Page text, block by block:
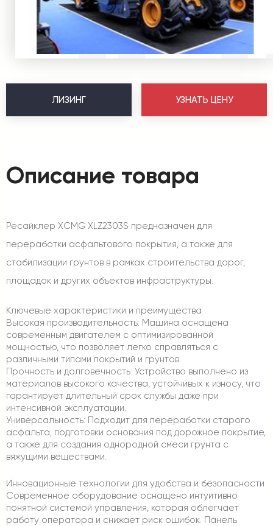
ЛИЗИНГ УЗНАТЬ ЦЕНУ
Описание товара
Ресайклер XCMG XLZ2303S предназначен для
переработки асфальтового покрытия, а также для
стабилизации грунтов в рамках строительства дорог,
площадок и других объектов инфраструктуры.
Ключевые характеристики и преимущества
Высокая производительность: Машина оснащена
современным двигателем с оптимизированной
мощностью, что позволяет легко справляться с
различными типами покрытий и грунтов.
Прочность и долговечность: Устройство выполнено из
материалов высокого качества, устойчивых к износу, что
гарантирует длительный срок службы даже при
интенсивной эксплуатации.
Универсальность: Подходит для переработки старого
асфальта, подготовки основания под дорожное покрытие,
а также для создания однородной смеси грунта с
вяжущими веществами.
Инновационные технологии для удобства и безопасности
Современное оборудование оснащено интуитивно
понятной системой управления, которая облегчает
работу оператора и снижает риск ошибок. Панель